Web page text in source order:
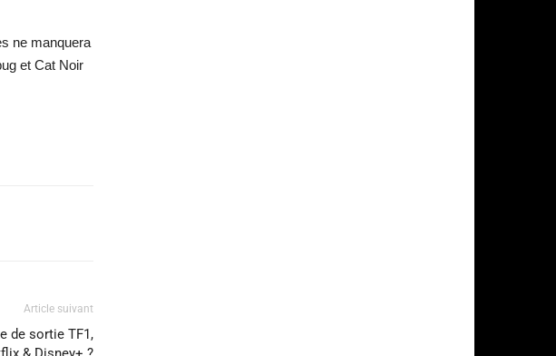
ne manquera
et Cat Noir
Article suivant
de sortie TF1,